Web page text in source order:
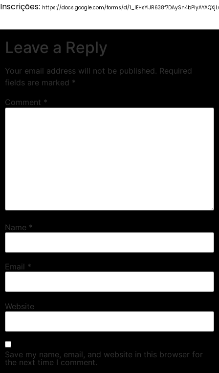
Inscrições: https://docs.google.com/forms/d/
Leave a Reply
Your email address will not be published. Required
fields are marked *
Comment *
Name *
Email *
Website
Save my name, email, and website in this browser for
the next time I comment.